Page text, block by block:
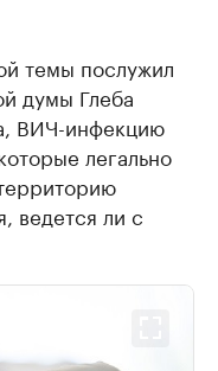
темы послужил
думы Глеба
ВИЧ-инфекцию
легально
ведется ли с